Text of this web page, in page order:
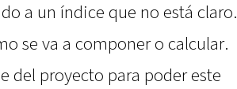
a un índice que no está claro.
se va a componer o calcular.
del proyecto para poder este